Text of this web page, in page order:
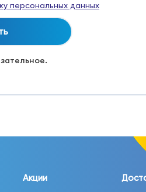
персональных данных
Акции